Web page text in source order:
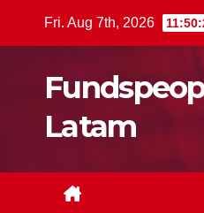
Fri. Aug 7th, 2026
Latam